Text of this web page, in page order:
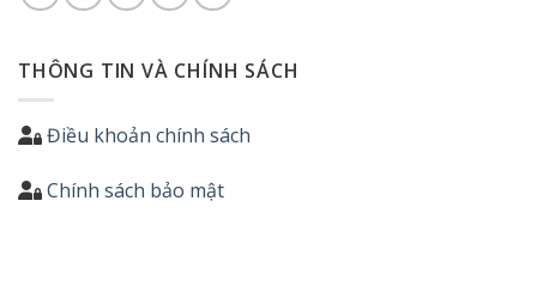
THÔNG TIN VÀ CHÍNH SÁCH
Điều khoản chính sách
Chính sách bảo mật